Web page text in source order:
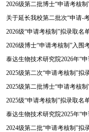
2026级第二批博士“申请考核
关于延长我校第二批次“申请-
2026级“申请考核制”拟录取名
2026级博士“申请考核制”入围
泰达生物技术研究院2026年“
2025级第二次“申请考核制”拟
2025级第二批博士“申请考核
2025级“申请考核制”拟录取名
泰达生物技术研究院2025年“
2024级第二批“申请考核制”拟